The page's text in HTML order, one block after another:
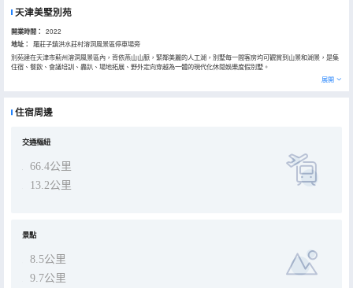
天津美墅別苑
開業時間： 2022
地址：
羅莊子鎮洪水莊村溶洞風景區停車場旁
別苑建在天津市薊州溶洞風景區內，背依燕山山脈，緊鄰美麗的人工湖，別墅每一間客房均可觀賞到山景和湖景，是集
住宿、餐飲、會議培訓、轟趴、場地拓展、野外定向穿越為一體的現代化休閒娛樂度假別墅。
展開
住宿周邊
交通樞紐
66.4公里
13.2公里
景點
8.5公里
9.7公里